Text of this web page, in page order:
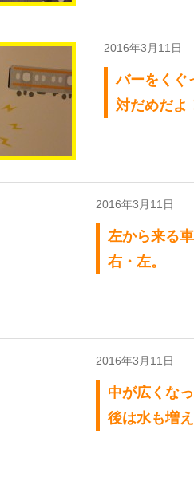
2016年3月11日
バーをくぐ
対だめだよ
2016年3月11日
左から来る
右・左。
2016年3月11日
中が広くな
後は水も増